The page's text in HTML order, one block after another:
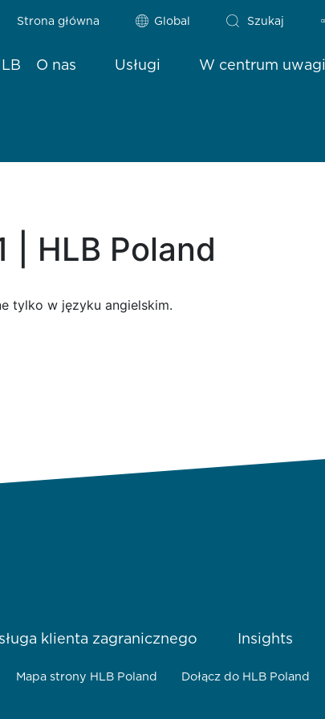
Strona główna Global Szukaj
O nas Usługi W centrum uwagi
| HLB Poland
tylko w języku angielskim.
klienta zagranicznego Insights
Mapa strony HLB Poland
Dołącz do HLB Poland